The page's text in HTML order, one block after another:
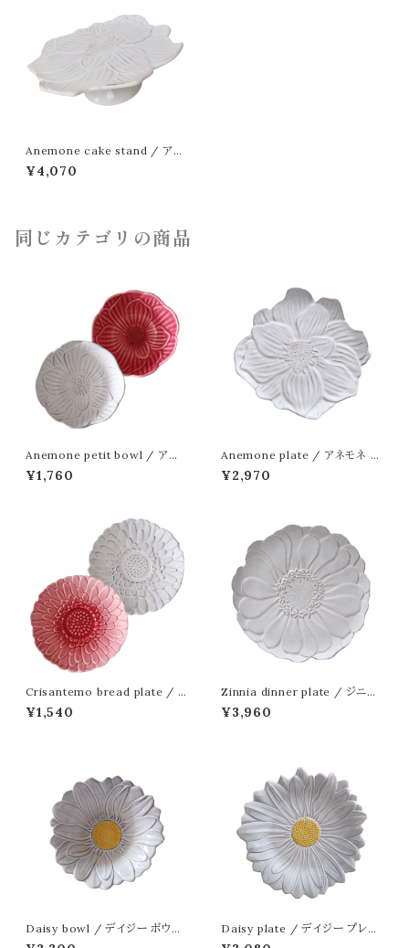
Anemone cake stand / アネ
モネ ケーキスタンド
¥4,070
同じカテゴリの商品
Anemone petit bowl / アネ
モネ プチボウル 11.5cm
¥1,760
Anemone plate / アネモネ デ
ザートプレート 22cm
¥2,970
Crisantemo bread plate / ク
リサンテーモ ブレッドプレート 1
6.5cm
¥1,540
Zinnia dinner plate / ジニア
ディナープレート 27.5cm
¥3,960
Daisy bowl / デイジー ボウル
15.5cm
Daisy plate / デイジー プレー
ト 23cm